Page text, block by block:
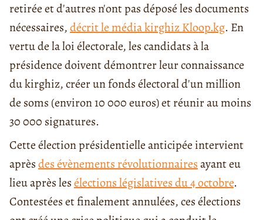
retirée et d'autres n'ont pas déposé les documents
nécessaires,décrit le média kirghiz Kloop.kg. En
vertu de la loi électorale, les candidats à la
présidence doivent démontrer leur connaissance
du kirghiz, créer un fonds électoral d'un million
de soms (environ 10 000 euros) et réunir au moins
30 000 signatures.
Cette élection présidentielle anticipée intervient
aprèsdes évènements révolutionnairesayant eu
lieu après lesélections législatives du 4 octobre.
Contestées et finalement annulées, ces élections